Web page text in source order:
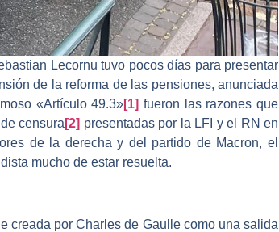
Lecornu tuvo pocos días para presentar
de la reforma de las pensiones, anunciada
«Artículo 49.3»[1] fueron las razones que
censura [2] presentadas por la LFI y el RN en
de la derecha y del partido de Macron, el
mucho de estar resuelta.
creada por Charles de Gaulle como una salida